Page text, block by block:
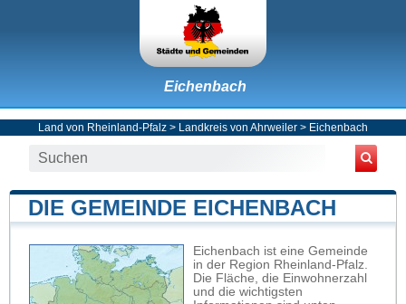
Eichenbach
Land von Rheinland-Pfalz > Landkreis von Ahrweiler > Eichenbach
DIE GEMEINDE EICHENBACH
Eichenbach ist eine Gemeinde
in der Region Rheinland-Pfalz.
Die Fläche, die Einwohnerzahl
und die wichtigsten